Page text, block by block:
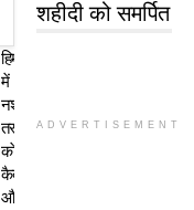
हिमाचल
में
नशा
तस्कर
काे
कैद
और
शहीदी को समर्पित
ADVERTISEMENT